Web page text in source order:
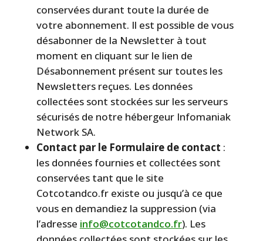
conservées durant toute la durée de
votre abonnement. Il est possible de vous
désabonner de la Newsletter à tout
moment en cliquant sur le lien de
Désabonnement présent sur toutes les
Newsletters reçues. Les données
collectées sont stockées sur les serveurs
sécurisés de notre hébergeur Infomaniak
Network SA.
Contact par le Formulaire de contact :
les données fournies et collectées sont
conservées tant que le site
Cotcotandco.fr existe ou jusqu’à ce que
vous en demandiez la suppression (via
l’adresse info@cotcotandco.fr). Les